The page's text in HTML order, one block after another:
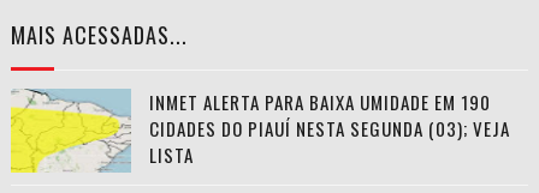
MAIS ACESSADAS...
INMET ALERTA PARA BAIXA UMIDADE EM 190
CIDADES DO PIAUÍ NESTA SEGUNDA (03); VEJA
LISTA